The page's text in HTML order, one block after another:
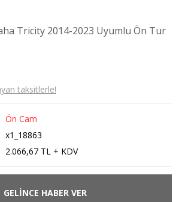
Tricity 2014-2023 Uyumlu Ön Tur
taksitlerle!
Ön Cam
x1_18863
2.066,67 TL + KDV
GELİNCE HABER VER